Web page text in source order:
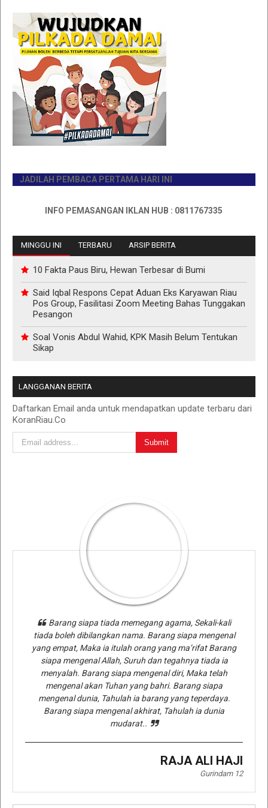
JADILAH PEMBACA PERTAMA HARI INI
INFO PEMASANGAN IKLAN HUB : 0811767335
MINGGU INI TERBARU ARSIP BERITA
10 Fakta Paus Biru, Hewan Terbesar di Bumi
Said Iqbal Respons Cepat Aduan Eks Karyawan Riau
Pos Group, Fasilitasi Zoom Meeting Bahas Tunggakan
Pesangon
Soal Vonis Abdul Wahid, KPK Masih Belum Tentukan
Sikap
LANGGANAN BERITA
Daftarkan Email anda untuk mendapatkan update terbaru dari
KoranRiau.Co
Barang siapa tiada memegang agama, Sekali-kali
tiada boleh dibilangkan nama. Barang siapa mengenal
yang empat, Maka ia itulah orang yang ma’rifat Barang
siapa mengenal Allah, Suruh dan tegahnya tiada ia
menyalah. Barang siapa mengenal diri, Maka telah
mengenal akan Tuhan yang bahri. Barang siapa
mengenal dunia, Tahulah ia barang yang teperdaya.
Barang siapa mengenal akhirat, Tahulah ia dunia
mudarat..
RAJA ALI HAJI
Gurindam 12